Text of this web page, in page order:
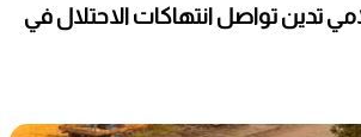
تدين تواصل انتهاكات الاحتلال في